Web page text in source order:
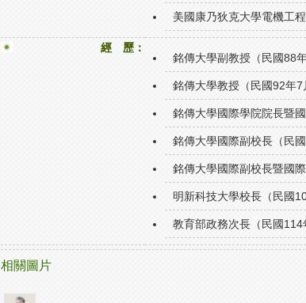
美國康乃狄克大學電機工
經 歷：
銘傳大學副教授（民國88
銘傳大學教授（民國92年7
銘傳大學國際學院院長暨
銘傳大學國際副校長（民
銘傳大學國際副校長暨國
明新科技大學校長（民國
教育部政務次長（民國114
相關圖片